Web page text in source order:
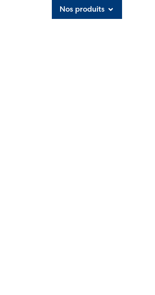
Nos produits